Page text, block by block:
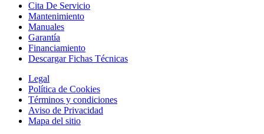
Cita De Servicio
Mantenimiento
Manuales
Garantía
Financiamiento
Descargar Fichas Técnicas
Legal
Política de Cookies
Términos y condiciones
Aviso de Privacidad
Mapa del sitio